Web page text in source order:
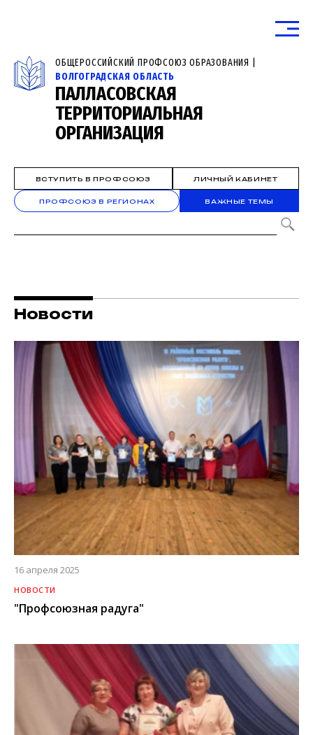
ОБЩЕРОССИЙСКИЙ ПРОФСОЮЗ ОБРАЗОВАНИЯ |
ВОЛГОГРАДСКАЯ ОБЛАСТЬ
ПАЛЛАСОВСКАЯ
ТЕРРИТОРИАЛЬНАЯ
ОРГАНИЗАЦИЯ
ВСТУПИТЬ В ПРОФСОЮЗ ЛИЧНЫЙ КАБИНЕТ
ПРОФСОЮЗ В РЕГИОНАХ ВАЖНЫЕ ТЕМЫ
Новости
16 апреля 2025
НОВОСТИ
"Профсоюзная радуга"